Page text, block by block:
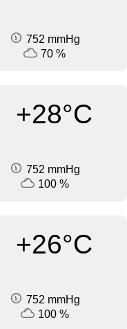
752 mmHg
70 %
+28°C
752 mmHg
100 %
+26°C
752 mmHg
100 %